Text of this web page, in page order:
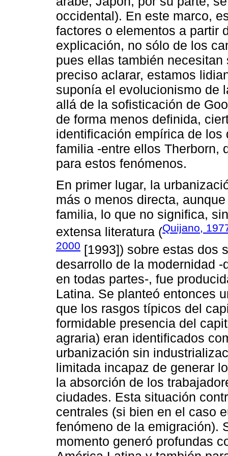
occidental). En este marco,
factores o elementos a partir
explicación, no sólo de los
pues ellas también
preciso aclarar, estamos
suponía el evolucionismo de
allá de la sofisticación de
de forma menos definida,
identificación empírica de
familia -entre ellos Therborn,
para estos fenómenos.
En primer lugar, la
más o menos directa,
familia, lo que no significa,
extensa literatura (Quijano,
2000 [1993]) sobre estas dos
desarrollo de la modernidad
en todas partes-, fue
Latina. Se planteó entonces
que los rasgos típicos del
formidable presencia del
agraria) eran identificados
urbanización sin
limitada incapaz de generar
la absorción de los
ciudades. Esta situación
centrales (si bien en el caso
fenómeno de la emigración).
momento generó profundas